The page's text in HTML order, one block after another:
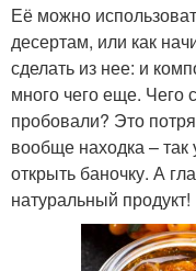
Её можно
десертам, или как
сделать из нее: и
много чего еще.
пробовали? Это
вообще находка –
открыть баночку. А
натуральный продукт!